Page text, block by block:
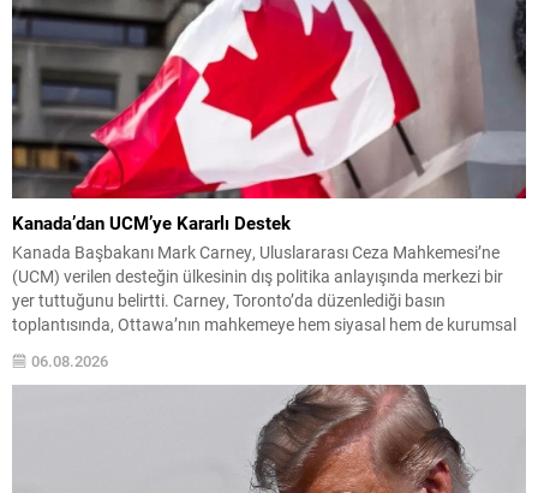
Kanada’dan UCM’ye Kararlı Destek
Kanada Başbakanı Mark Carney, Uluslararası Ceza Mahkemesi’ne
(UCM) verilen desteğin ülkesinin dış politika anlayışında merkezi bir
yer tuttuğunu belirtti. Carney, Toronto’da düzenlediği basın
toplantısında, Ottawa’nın mahkemeye hem siyasal hem de kurumsal
düzeyde katkı sağlamaya devam edeceğini söyledi. Carney, küresel
arenadaki gerilimlerin artmasıyla birlikte UCM’nin sorumluluklarının
büyüdüğünü ifade etti ve uluslararası...
06.08.2026